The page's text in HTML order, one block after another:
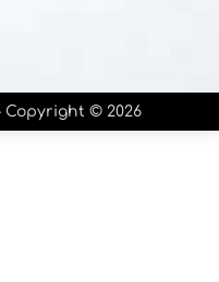
Copyright © 2026